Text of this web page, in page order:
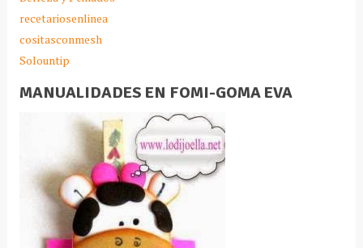
recetariosenlinea
cositasconmesh
Solountip
MANUALIDADES EN FOMI-GOMA EVA